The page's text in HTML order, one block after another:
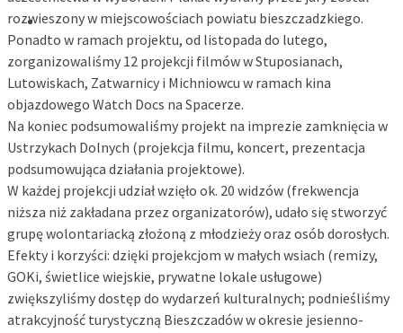
rozwieszony w miejscowościach powiatu bieszczadzkiego.
Ponadto w ramach projektu, od listopada do lutego,
zorganizowaliśmy 12 projekcji filmów w Stuposianach,
Lutowiskach, Zatwarnicy i Michniowcu w ramach kina
objazdowego Watch Docs na Spacerze.
Na koniec podsumowaliśmy projekt na imprezie zamknięcia w
Ustrzykach Dolnych (projekcja filmu, koncert, prezentacja
podsumowująca działania projektowe).
W każdej projekcji udział wzięło ok. 20 widzów (frekwencja
niższa niż zakładana przez organizatorów), udało się stworzyć
grupę wolontariacką złożoną z młodzieży oraz osób dorosłych.
Efekty i korzyści: dzięki projekcjom w małych wsiach (remizy,
GOKi, świetlice wiejskie, prywatne lokale usługowe)
zwiększyliśmy dostęp do wydarzeń kulturalnych; podnieśliśmy
atrakcyjność turystyczną Bieszczadów w okresie jesienno-